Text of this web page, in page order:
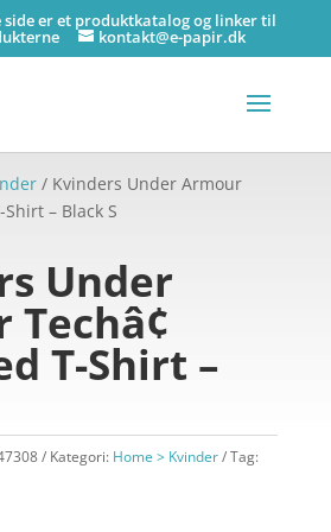
side er et produktkatalog og linker til
kontakt@e-papir.dk
/ Kvinders Under Armour
Shirt – Black S
Under
T-Shirt –
Kategori: Home > Kvinder
Tag: